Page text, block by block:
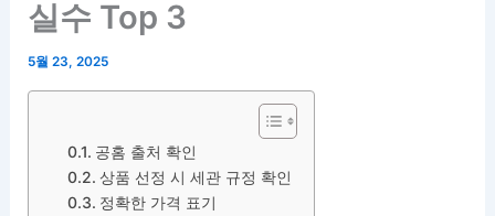
실수 Top 3
5월 23, 2025
공홈 출처 확인
상품 선정 시 세관 규정 확인
정확한 가격 표기